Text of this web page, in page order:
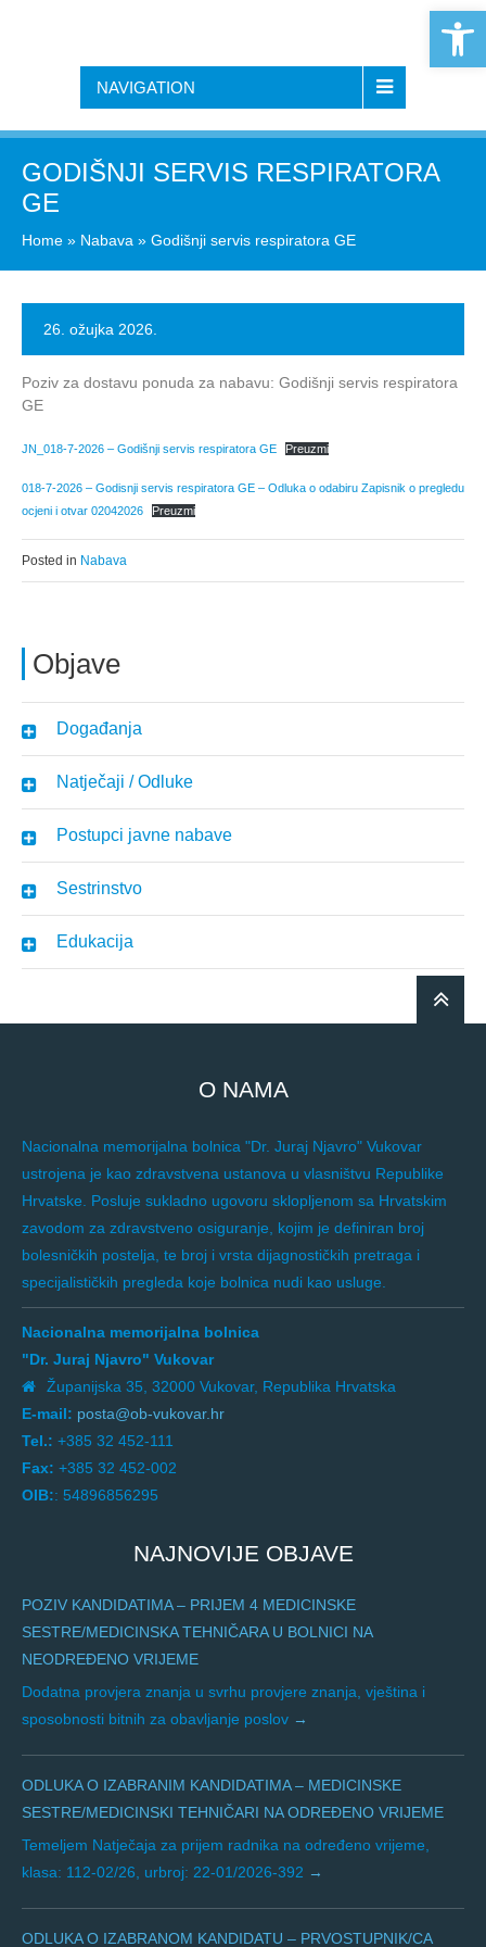
NAVIGATION
GODIŠNJI SERVIS RESPIRATORA
GE
Home » Nabava » Godišnji servis respiratora GE
Objave
Događanja
Natječaji / Odluke
Postupci javne nabave
Sestrinstvo
Edukacija
26. ožujka 2026.
Poziv za dostavu ponuda za nabavu: Godišnji servis respiratora
GE
JN_018-7-2026 – Godišnji servis respiratora GE Preuzmi
018-7-2026 – Godisnji servis respiratora GE – Odluka o odabiru Zapisnik o pregledu
ocjeni i otvar 02042026
Preuzmi
Posted in Nabava
O NAMA
Nacionalna memorijalna bolnica "Dr. Juraj Njavro" Vukovar
ustrojena je kao zdravstvena ustanova u vlasništvu Republike
Hrvatske. Posluje sukladno ugovoru sklopljenom sa Hrvatskim
zavodom za zdravstveno osiguranje, kojim je definiran broj
bolesničkih postelja, te broj i vrsta dijagnostičkih pretraga i
specijalističkih pregleda koje bolnica nudi kao usluge.
Nacionalna memorijalna bolnica
"Dr. Juraj Njavro" Vukovar
Županijska 35, 32000 Vukovar, Republika Hrvatska
E-mail: posta@ob-vukovar.hr
Tel.: +385 32 452-111
Fax: +385 32 452-002
OIB:: 54896856295
NAJNOVIJE OBJAVE
POZIV KANDIDATIMA – PRIJEM 4 MEDICINSKE
SESTRE/MEDICINSKA TEHNIČARA U BOLNICI NA
NEODREĐENO VRIJEME
Dodatna provjera znanja u svrhu provjere znanja, vještina i
sposobnosti bitnih za obavljanje poslov
ODLUKA O IZABRANIM KANDIDATIMA – MEDICINSKE
SESTRE/MEDICINSKI TEHNIČARI NA ODREĐENO VRIJEME
Temeljem Natječaja za prijem radnika na određeno vrijeme,
klasa: 112-02/26, urbroj: 22-01/2026-392
ODLUKA O IZABRANOM KANDIDATU – PRVOSTUPNIK/CA